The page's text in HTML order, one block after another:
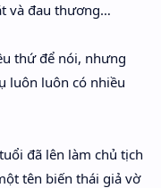
và đau thương…
thứ để nói, nhưng
luôn luôn có nhiều
đã lên làm chủ tịch
tên biến thái giả vờ